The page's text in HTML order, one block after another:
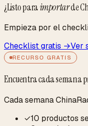
¿Listo paraimportarde
Empieza por el
Checklist gratis →Ver
RECURSO GRATIS
Encuentra cada semana
Cada semana
✓10 productos